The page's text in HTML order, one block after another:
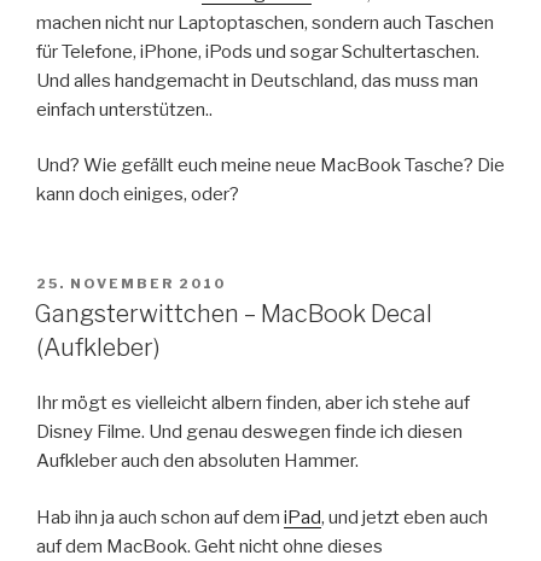
machen nicht nur Laptoptaschen, sondern auch Taschen
für Telefone, iPhone, iPods und sogar Schultertaschen.
Und alles handgemacht in Deutschland, das muss man
einfach unterstützen..
Und? Wie gefällt euch meine neue MacBook Tasche? Die
kann doch einiges, oder?
VERÖFFENTLICHT
AM
25. NOVEMBER 2010
Gangsterwittchen – MacBook Decal
(Aufkleber)
Ihr mögt es vielleicht albern finden, aber ich stehe auf
Disney Filme. Und genau deswegen finde ich diesen
Aufkleber auch den absoluten Hammer.
Hab ihn ja auch schon auf dem iPad, und jetzt eben auch
auf dem MacBook. Geht nicht ohne dieses